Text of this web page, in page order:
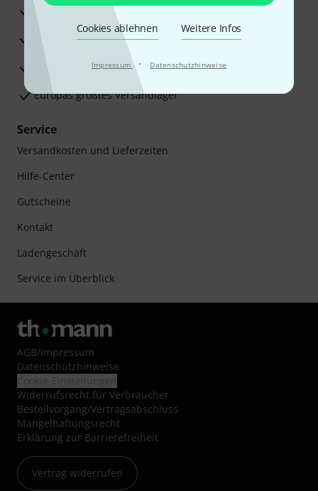
Cookies ablehnen Weitere Infos
Impressum · Datenschutzhinweise
Reparaturservice
Beratung durch Fachexperten
Zufriedenheitsgarantie
Europas größtes Versandlager
Service
Versandkosten und Lieferzeiten
Hilfe-Center
Gutscheine
Kontakt
Ladengeschäft
Service im Überblick
AGB/Impressum
Datenschutzhinweise
Widerrufsrecht für Verbraucher
Bestellvorgang/Vertragsabschluss
Mängelhaftungsrecht
Erklärung zur Barrierefreiheit
Vertrag widerrufen